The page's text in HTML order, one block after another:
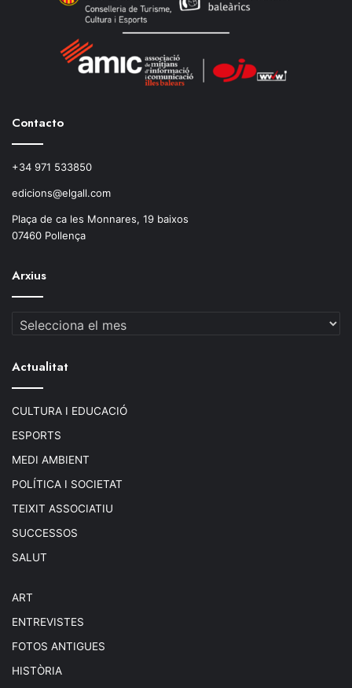
Contacto
+34 971 533850
edicions@elgall.com
Plaça de ca les Monnares, 19 baixos
07460 Pollença
Arxius
Arxius
Actualitat
CULTURA I EDUCACIÓ
ESPORTS
MEDI AMBIENT
POLÍTICA I SOCIETAT
TEIXIT ASSOCIATIU
SUCCESSOS
SALUT
ART
ENTREVISTES
FOTOS ANTIGUES
HISTÒRIA